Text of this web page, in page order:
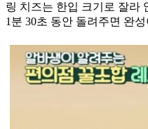
링 치즈는 한입 크기로 잘라
1분 30초 동안 돌려주면 완성